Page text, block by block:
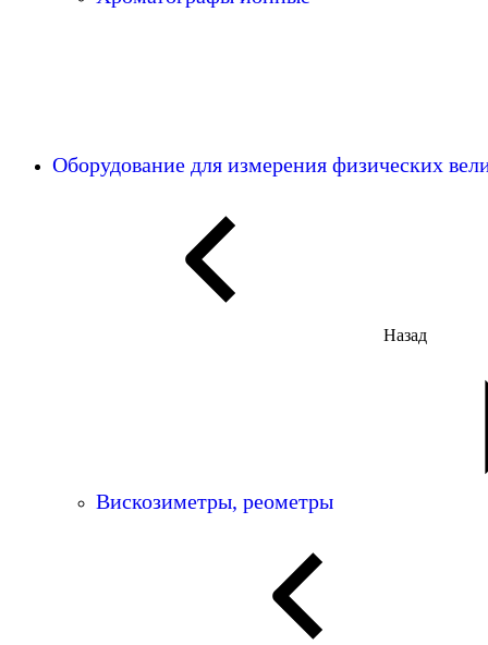
Оборудование для измерения физических
Назад
Вискозиметры, реометры